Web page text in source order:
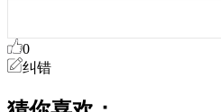
0
纠错